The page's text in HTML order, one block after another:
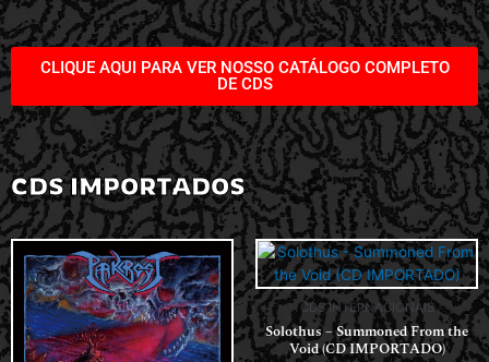
CLIQUE AQUI PARA VER NOSSO CATÁLOGO COMPLETO
DE CDS
CDS IMPORTADOS
CDS INTERNACIONAIS
Solothus – Summoned From the
Void (CD IMPORTADO)